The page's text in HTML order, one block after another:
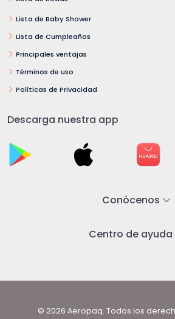
Lista de Baby Shower
Lista de Cumpleaños
Principales ventajas
Términos de uso
Políticas de Privacidad
Descarga nuestra app
Conócenos
Centro de ayuda
© 2026 Aeropaq. Todos los